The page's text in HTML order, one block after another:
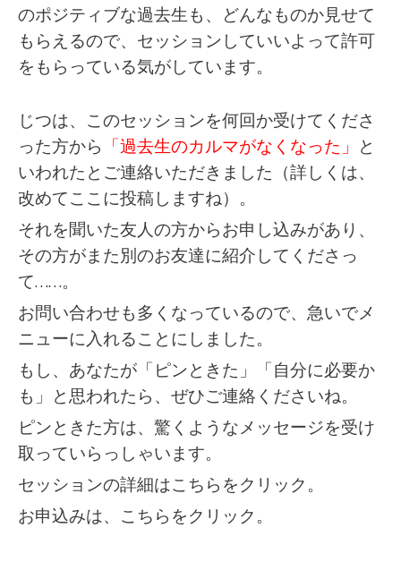
のポジティブな過去生も、どんなものか見せて
もらえるので、セッションしていいよって許可
をもらっている気がしています。
じつは、このセッションを何回か受けてくださ
った方から
「過去生のカルマがなくなった」
と
いわれたとご連絡いただきました（詳しくは、
改めてここに投稿しますね）。
それを聞いた友人の方からお申し込みがあり、
その方がまた別のお友達に紹介してくださっ
て……。
お問い合わせも多くなっているので、急いでメ
ニューに入れることにしました。
もし、あなたが「ピンときた」「自分に必要か
も」と思われたら、ぜひご連絡くださいね。
ピンときた方は、驚くようなメッセージを受け
取っていらっしゃいます。
セッションの詳細はこちらをクリック。
お申込みは、
こちらをクリック。